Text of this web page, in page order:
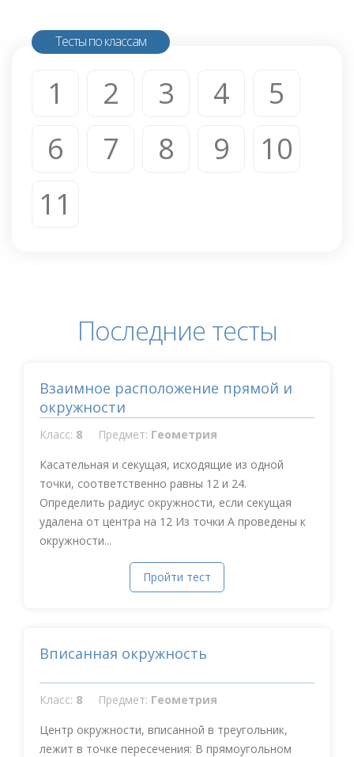
Тесты по классам
1 2 3 4
5
6
7 8 9
10
11
Последние тесты
Взаимное расположение прямой и
окружности
Класс: 8 Предмет: Геометрия
Касательная и секущая, исходящие из одной
точки, соответственно равны 12 и 24.
Определить радиус окружности, если секущая
удалена от центра на 12 Из точки А проведены к
окружности...
Пройти тест
Вписанная окружность
Класс: 8 Предмет: Геометрия
Центр окружности, вписанной в треугольник,
лежит в точке пересечения: В прямоугольном